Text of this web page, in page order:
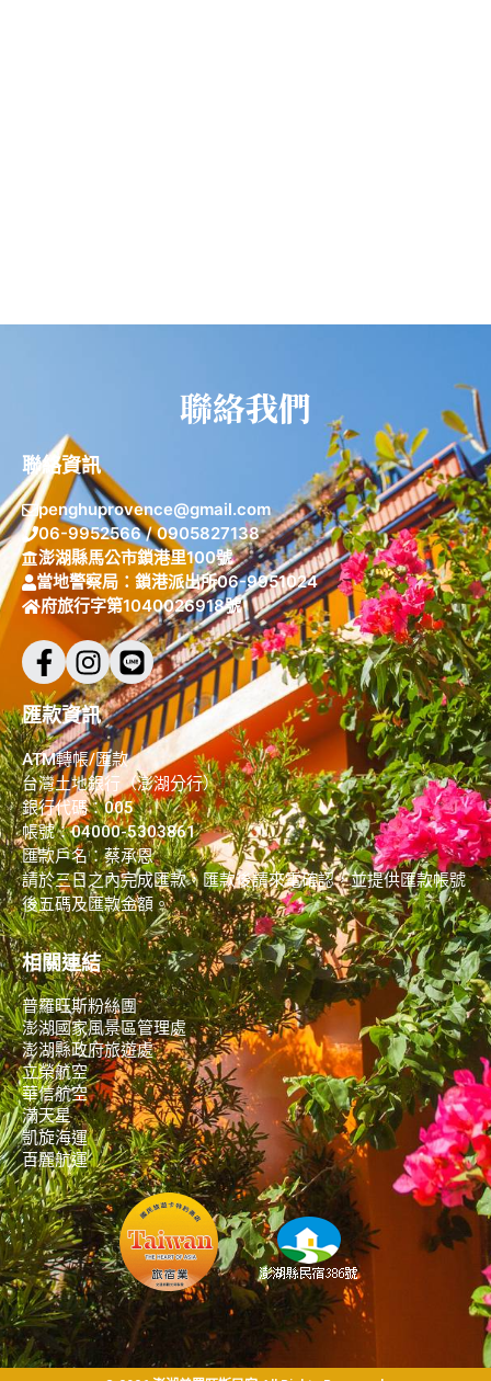
聯絡我們
聯絡資訊
penghuprovence@gmail.com
06-9952566 / 0905827138
澎湖縣馬公市鎖港里100號
當地警察局：鎖港派出所06-9951024
府旅行字第1040026918號
匯款資訊
ATM轉帳/匯款
台灣土地銀行（澎湖分行）
銀行代碼：005
帳號：04000-5303861
匯款戶名：蔡承恩
請於三日之內完成匯款，匯款後請來電確認，並提供匯款帳號
後五碼及匯款金額。
相關連結
普羅旺斯粉絲團
澎湖國家風景區管理處
澎湖縣政府旅遊處
立榮航空
華信航空
滿天星
凱旋海運
百麗航運